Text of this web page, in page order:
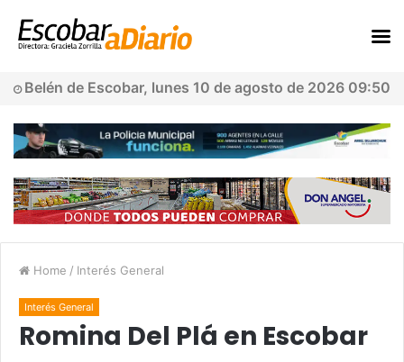
Belén de Escobar, lunes 10 de agosto de 2026 09:50
Home / Interés General
Interés General
Romina Del Plá en Escobar